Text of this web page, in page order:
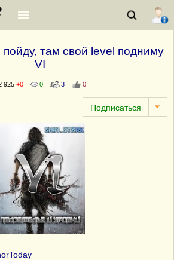
там свой level подниму
VI
925 +0 0 3 0